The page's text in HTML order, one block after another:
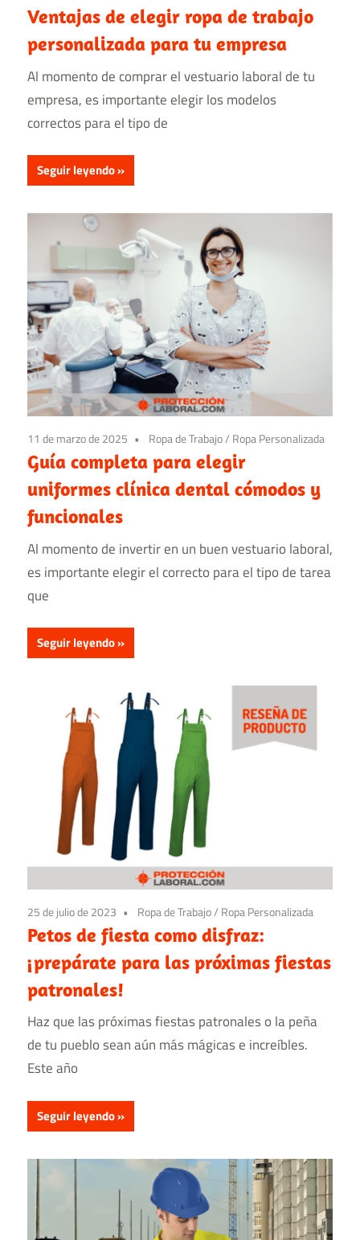
Ventajas de elegir ropa de trabajo
personalizada para tu empresa
Al momento de comprar el vestuario laboral de tu
empresa, es importante elegir los modelos
correctos para el tipo de
Seguir leyendo
11 de marzo de 2025 Ropa de Trabajo/ Ropa Personalizada
Guía completa para elegir
uniformes clínica dental cómodos y
funcionales
Al momento de invertir en un buen vestuario laboral,
es importante elegir el correcto para el tipo de tarea
que
Seguir leyendo
25 de julio de 2023 Ropa de Trabajo/ Ropa Personalizada
Petos de fiesta como disfraz:
¡prepárate para las próximas fiestas
patronales!
Haz que las próximas fiestas patronales o la peña
de tu pueblo sean aún más mágicas e increíbles.
Este año
Seguir leyendo